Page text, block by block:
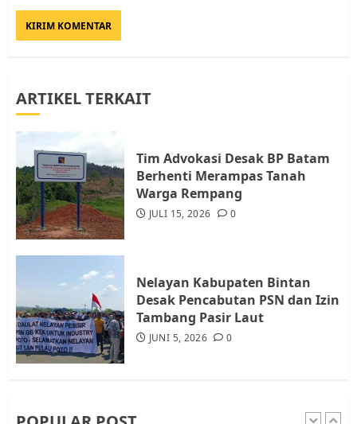
ARTIKEL TERKAIT
Tim Advokasi Desak BP Batam
Berhenti Merampas Tanah
Warga Rempang
JULI 15, 2026 0
Nelayan Kabupaten Bintan
Desak Pencabutan PSN dan Izin
Tambang Pasir Laut
JUNI 5, 2026 0
4
Warga Rempang Ajukan
Resahkan Warga
JULI 17, 2026 0
5
JULI 15, 2026 0